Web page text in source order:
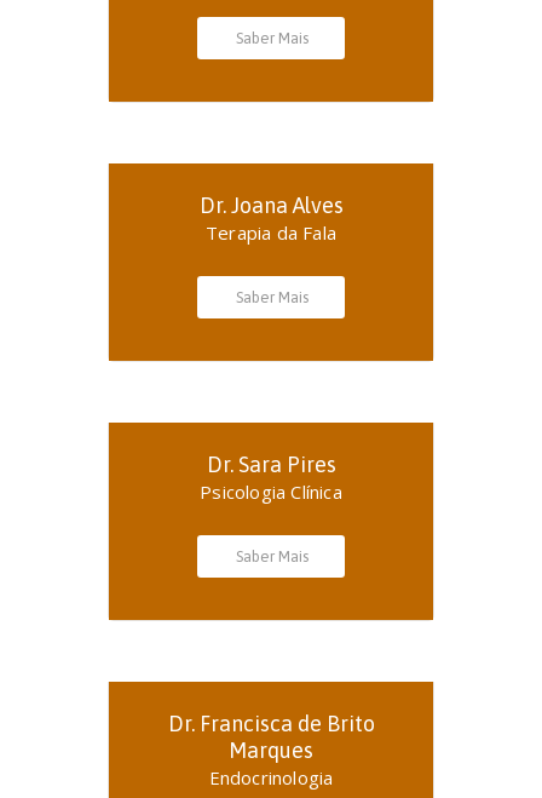
Saber Mais
Dr. Joana Alves
Terapia da Fala
Saber Mais
Dr. Sara Pires
Psicologia Clínica
Saber Mais
Dr. Francisca de Brito
Marques
Endocrinologia